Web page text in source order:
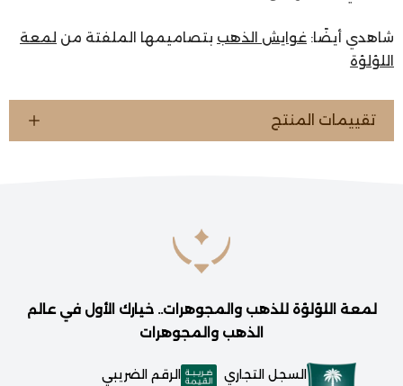
شاهدي أيضًا: غوايش الذهب بتصاميمها الملفتة من لمعة
اللؤلؤة
تقييمات المنتج
لمعة اللؤلؤة للذهب والمجوهرات.. خيارك الأول في عالم
الذهب والمجوهرات
السجل التجاري
الرقم الضريبي